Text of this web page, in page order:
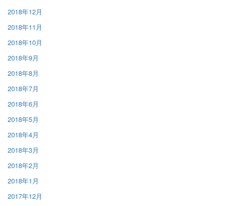
2018年12月
2018年11月
2018年10月
2018年9月
2018年8月
2018年7月
2018年6月
2018年5月
2018年4月
2018年3月
2018年2月
2018年1月
2017年12月